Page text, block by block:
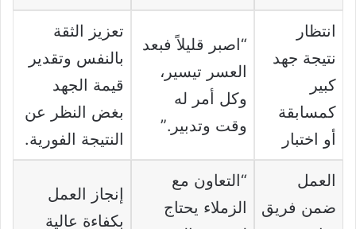
انتظار
نتيجة جهد
كبير
كمسابقة
أو اختبار
“اصبر قليلاً فبعد
العسر تيسير،
وكل أمر له
وقت وتدبير.”
تعزيز الثقة
بالنفس وتقدير
قيمة الجهد
بغض النظر عن
النتيجة الفورية.
العمل
ضمن فريق
“التعاون مع
الزملاء يحتاج
إنجاز العمل
بكفاءة عالية